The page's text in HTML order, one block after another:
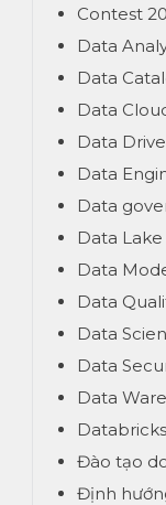
Contest
Data
Data
Data
Data
Data
Data
Data Lake
Data
Data
Data
Data
Data
Databricks
Đào tạo
Định